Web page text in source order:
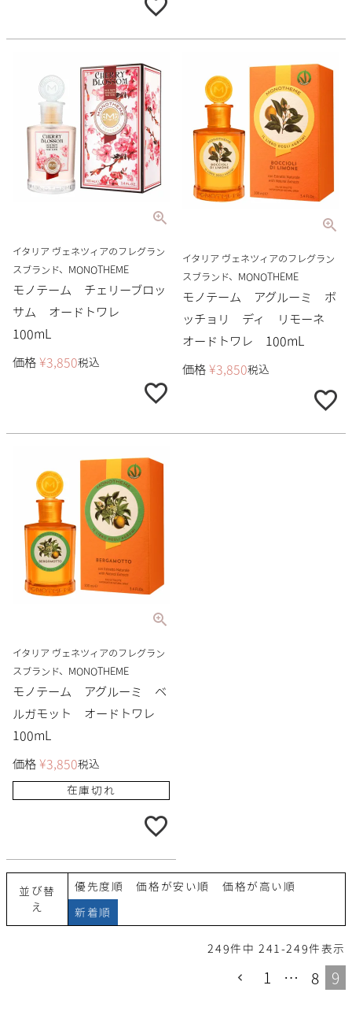
イタリア ヴェネツィアのフレグラン
スブランド、MONOTHEME
モノテーム チェリーブロッ
サム オードトワレ
100mL
価格 ¥3,850税込
イタリア ヴェネツィアのフレグラン
スブランド、MONOTHEME
モノテーム アグルーミ ボ
ッチョリ ディ リモーネ
オードトワレ 100mL
価格 ¥3,850税込
イタリア ヴェネツィアのフレグラン
スブランド、MONOTHEME
モノテーム アグルーミ ベ
ルガモット オードトワレ
100mL
価格 ¥3,850税込
在庫切れ
並び替
え
優先度順 価格が安い順 価格が高い順
新着順
249件中 241 -249件表示
1 … 8 9